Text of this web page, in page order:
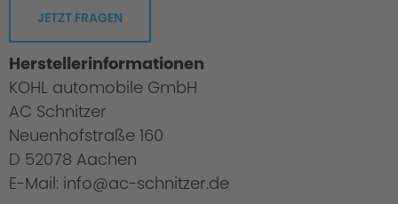
JETZT FRAGEN
Herstellerinformationen
KOHL automobile GmbH
AC Schnitzer
Neuenhofstraße 160
D 52078 Aachen
E-Mail: info@ac-schnitzer.de